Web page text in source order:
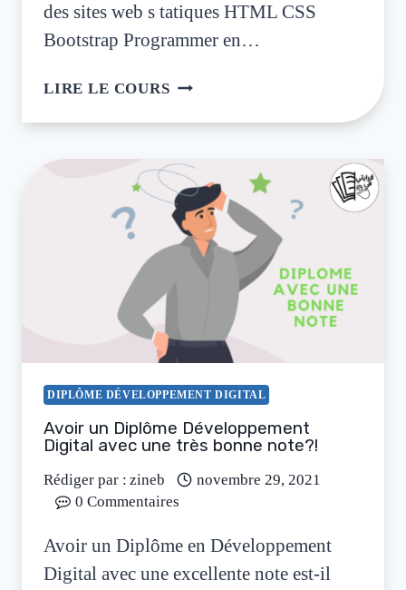
des sites web s tatiques HTML CSS
Bootstrap Programmer en…
LIRE LE COURS
DIPLÔME DÉVELOPPEMENT DIGITAL
Avoir un Diplôme Développement
Digital avec une très bonne note?!
Rédiger par : zineb
novembre 29, 2021
0 Commentaires
Avoir un Diplôme en Développement
Digital avec une excellente note est-il